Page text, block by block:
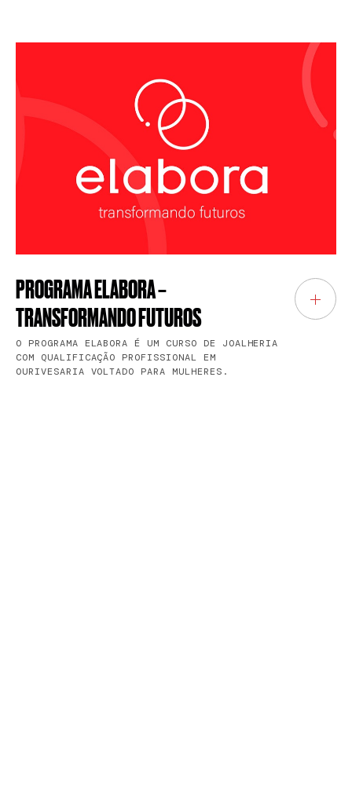
PROGRAMA ELABORA –
TRANSFORMANDO FUTUROS
O PROGRAMA ELABORA É UM CURSO DE JOALHERIA
COM QUALIFICAÇÃO PROFISSIONAL EM
OURIVESARIA VOLTADO PARA MULHERES.